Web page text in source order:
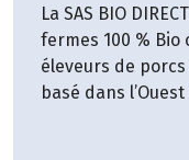
La SAS BIO
fermes 100 % Bio
éleveurs de
basé dans